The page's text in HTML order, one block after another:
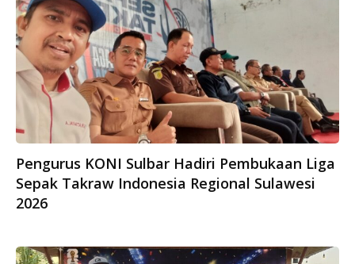
Pengurus KONI Sulbar Hadiri Pembukaan Liga
Sepak Takraw Indonesia Regional Sulawesi
2026